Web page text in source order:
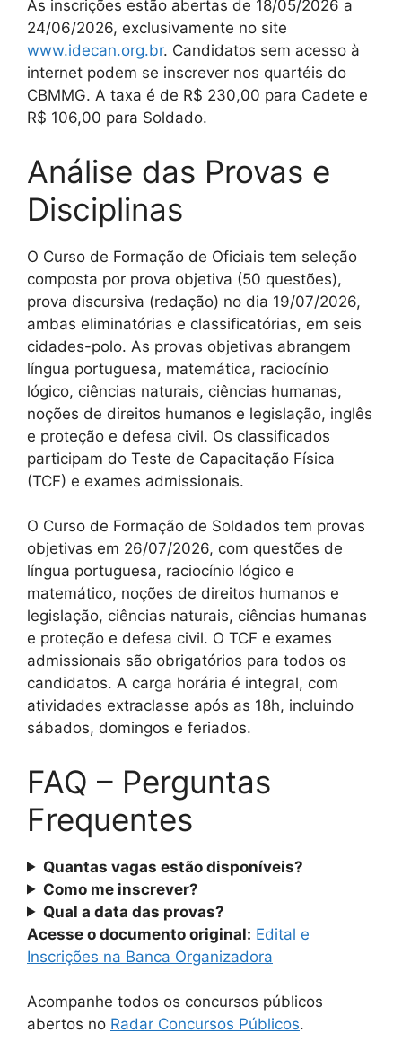
As inscrições estão abertas de 18/05/2026 a
24/06/2026, exclusivamente no site
www.idecan.org.br. Candidatos sem acesso à
internet podem se inscrever nos quartéis do
CBMMG. A taxa é de R$ 230,00 para Cadete e
R$ 106,00 para Soldado.
Análise das Provas e
Disciplinas
O Curso de Formação de Oficiais tem seleção
composta por prova objetiva (50 questões),
prova discursiva (redação) no dia 19/07/2026,
ambas eliminatórias e classificatórias, em seis
cidades-polo. As provas objetivas abrangem
língua portuguesa, matemática, raciocínio
lógico, ciências naturais, ciências humanas,
noções de direitos humanos e legislação, inglês
e proteção e defesa civil. Os classificados
participam do Teste de Capacitação Física
(TCF) e exames admissionais.
O Curso de Formação de Soldados tem provas
objetivas em 26/07/2026, com questões de
língua portuguesa, raciocínio lógico e
matemático, noções de direitos humanos e
legislação, ciências naturais, ciências humanas
e proteção e defesa civil. O TCF e exames
admissionais são obrigatórios para todos os
candidatos. A carga horária é integral, com
atividades extraclasse após as 18h, incluindo
sábados, domingos e feriados.
FAQ – Perguntas
Frequentes
Quantas vagas estão disponíveis?
Como me inscrever?
Qual a data das provas?
Acesse o documento original: Edital e
Inscrições na Banca Organizadora
Acompanhe todos os concursos públicos
abertos no Radar Concursos Públicos.